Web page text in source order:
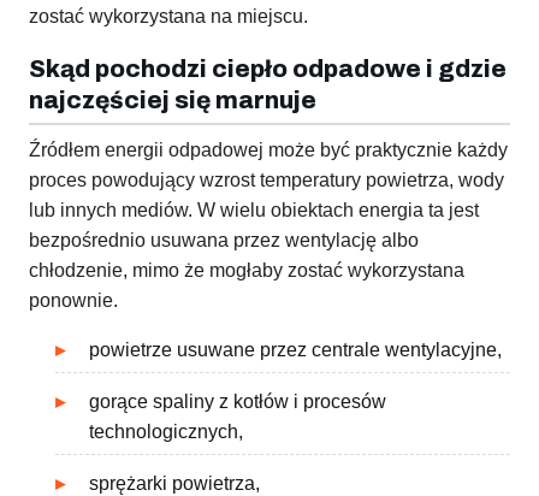
zostać wykorzystana na miejscu.
Skąd pochodzi ciepło odpadowe i gdzie
najczęściej się marnuje
Źródłem energii odpadowej może być praktycznie każdy
proces powodujący wzrost temperatury powietrza, wody
lub innych mediów. W wielu obiektach energia ta jest
bezpośrednio usuwana przez wentylację albo
chłodzenie, mimo że mogłaby zostać wykorzystana
ponownie.
powietrze usuwane przez centrale wentylacyjne,
gorące spaliny z kotłów i procesów
technologicznych,
sprężarki powietrza,